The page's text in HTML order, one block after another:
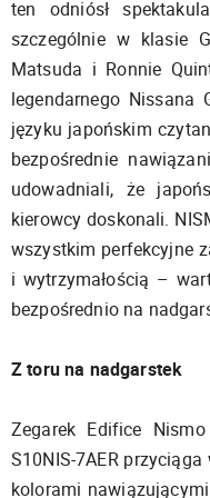
ten odniósł
szczególnie w klasie
Matsuda i Ronnie
legendarnego
języku japońskim
bezpośrednie
udowadniali, że
kierowcy doskonali.
wszystkim perfekcyjne
i wytrzymałością –
bezpośrednio na
Z toru na nadgarstek
Zegarek Edifice
S10NIS-7AER
kolorami